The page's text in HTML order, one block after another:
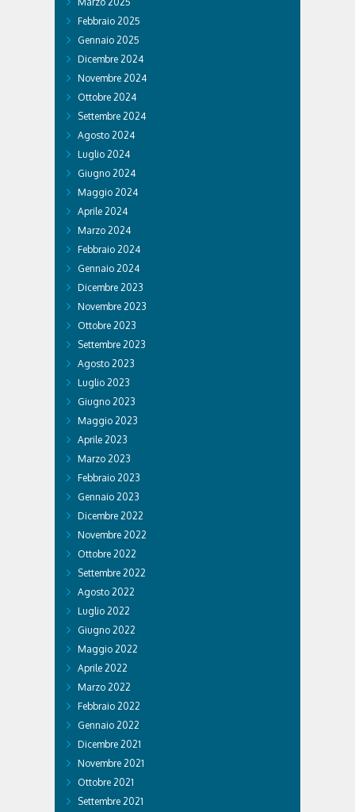
Febbraio 2025
Gennaio 2025
Dicembre 2024
Novembre 2024
Ottobre 2024
Settembre 2024
Agosto 2024
Luglio 2024
Giugno 2024
Maggio 2024
Aprile 2024
Marzo 2024
Febbraio 2024
Gennaio 2024
Dicembre 2023
Novembre 2023
Ottobre 2023
Settembre 2023
Agosto 2023
Luglio 2023
Giugno 2023
Maggio 2023
Aprile 2023
Marzo 2023
Febbraio 2023
Gennaio 2023
Dicembre 2022
Novembre 2022
Ottobre 2022
Settembre 2022
Agosto 2022
Luglio 2022
Giugno 2022
Maggio 2022
Aprile 2022
Marzo 2022
Febbraio 2022
Gennaio 2022
Dicembre 2021
Novembre 2021
Ottobre 2021
Settembre 2021